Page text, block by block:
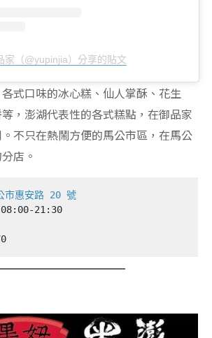
家（@yupinjia）分享的貼文
式口味的冰心糕、仙人掌酥、花生
，澎湖代表性的各式糕點，在御品家
不只在熱鬧方便的馬公市區，在馬公
店。
市惠安路 20 號
08:00-21:30